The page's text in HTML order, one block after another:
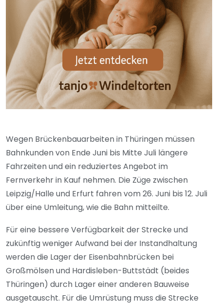
Wegen Brückenbauarbeiten in Thüringen müssen
Bahnkunden von Ende Juni bis Mitte Juli längere
Fahrzeiten und ein reduziertes Angebot im
Fernverkehr in Kauf nehmen. Die Züge zwischen
Leipzig/Halle und Erfurt fahren vom 26. Juni bis 12. Juli
über eine Umleitung, wie die Bahn mitteilte.
Für eine bessere Verfügbarkeit der Strecke und
zukünftig weniger Aufwand bei der Instandhaltung
werden die Lager der Eisenbahnbrücken bei
Großmölsen und Hardisleben-Buttstädt (beides
Thüringen) durch Lager einer anderen Bauweise
ausgetauscht. Für die Umrüstung muss die Strecke